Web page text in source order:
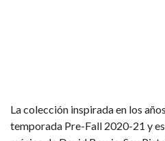
La colección inspirada en los
temporada Pre-Fall 2020-21 y